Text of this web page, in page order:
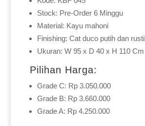
Stock: Pre-Order 6 Minggu
Material: Kayu mahoni
Finishing: Cat duco putih dan
Ukuran: W 95 x D 40 x H 110 Cm
Pilihan Harga:
Grade C: Rp 3.050.000
Grade B: Rp 3.660.000
Grade A: Rp 4.250.000